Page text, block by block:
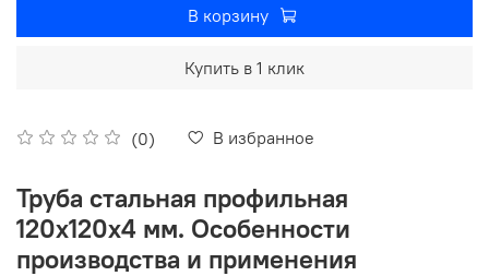
(0) В избранное
В корзину
Купить в 1 клик
Труба стальная профильная
120х120х4 мм. Особенности
производства и применения